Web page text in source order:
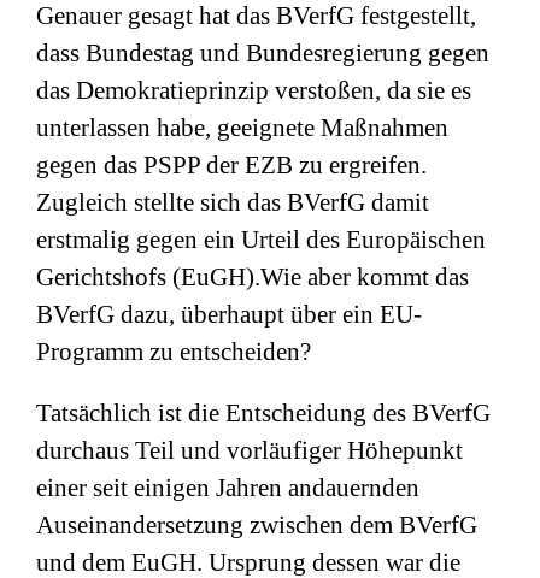
Genauer gesagt hat das BVerfG festgestellt,
dass Bundestag und Bundesregierung gegen
das Demokratieprinzip verstoßen, da sie es
unterlassen habe, geeignete Maßnahmen
gegen das PSPP der EZB zu ergreifen.
Zugleich stellte sich das BVerfG damit
erstmalig gegen ein Urteil des Europäischen
Gerichtshofs (EuGH).Wie aber kommt das
BVerfG dazu, überhaupt über ein EU-
Programm zu entscheiden?
Tatsächlich ist die Entscheidung des BVerfG
durchaus Teil und vorläufiger Höhepunkt
einer seit einigen Jahren andauernden
Auseinandersetzung zwischen dem BVerfG
und dem EuGH. Ursprung dessen war die